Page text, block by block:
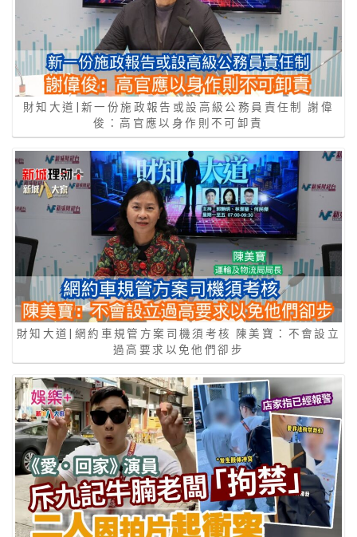
財知大道|新一份施政報告或設高級公務員責任制 謝偉
俊：高官應以身作則不可卸責
財知大道|網約車規管方案司機須考核 陳美寶：不會設立
過高要求以免他們卻步